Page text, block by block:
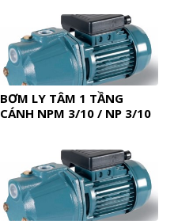
BƠM LY TÂM 1 TẦNG
CÁNH NPM 3/10 / NP 3/10